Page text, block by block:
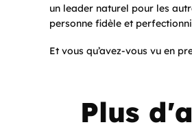
un leader naturel pour les
personne fidèle et
Et vous qu’avez-vous vu en
Plus